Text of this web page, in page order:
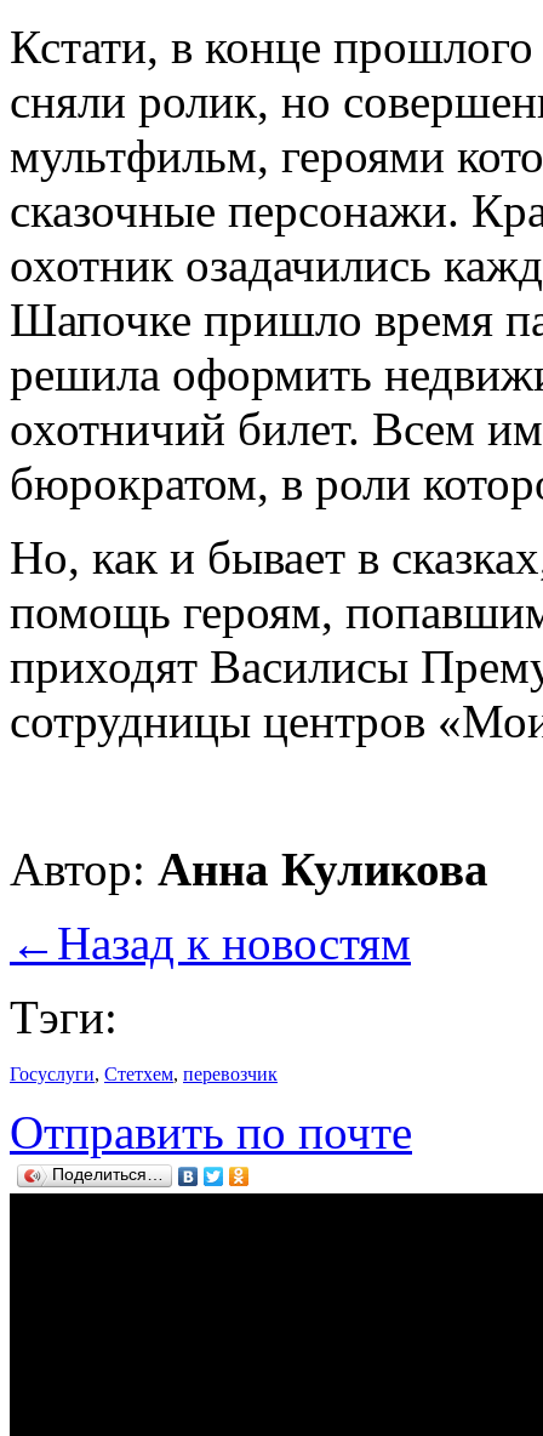
Кстати, в конце
сняли ролик, но
мультфильм, героями
сказочные персонажи.
охотник озадачились
Шапочке пришло время
решила оформить
охотничий билет. Всем
бюрократом, в роли
Но, как и бывает в
помощь героям,
приходят Василисы
сотрудницы центров
Автор: Анна Куликова
← Назад к новостям
Тэги:
Госуслуги, Стетхем, перевозчик
Отправить по почте
Поделиться…